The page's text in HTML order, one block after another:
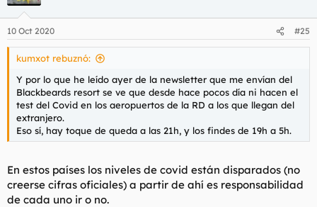
e
s
10 Oct 2020 #25
kumxot rebuznó:
Y por lo que he leído ayer de la newsletter que me envían del
Blackbeards resort se ve que desde hace pocos día ni hacen el
test del Covid en los aeropuertos de la RD a los que llegan del
extranjero.
Eso sí, hay toque de queda a las 21h, y los findes de 19h a 5h.
En estos países los niveles de covid están disparados (no
creerse cifras oficiales) a partir de ahí es responsabilidad
de cada uno ir o no.